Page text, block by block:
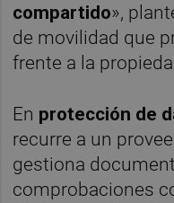
compartido»,
de movilidad que
frente a la
En protección de
recurre a un
gestiona
comprobaciones